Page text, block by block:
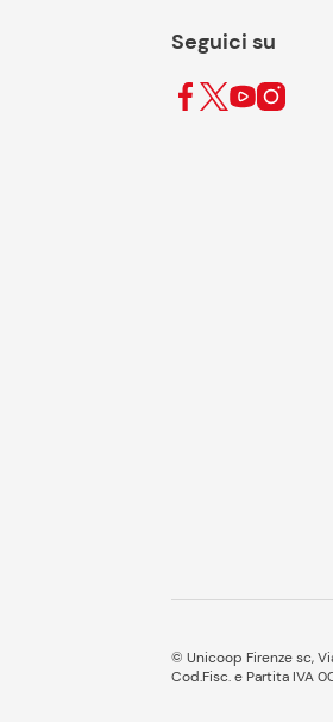
Seguici su
© Unicoop Firenze sc,
Cod.Fisc. e Partita IVA